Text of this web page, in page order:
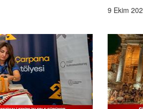
9 Ekim